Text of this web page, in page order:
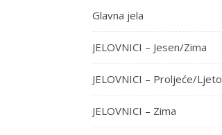
Glavna jela
JELOVNICI – Jesen/Zima
JELOVNICI – Proljeće/Ljeto
JELOVNICI – Zima